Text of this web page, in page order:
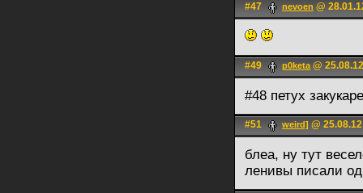
#47 nevoen @
#49 p0keta@
#48 петух
#51 weird] @
блеа, ну тут
ленивы писали